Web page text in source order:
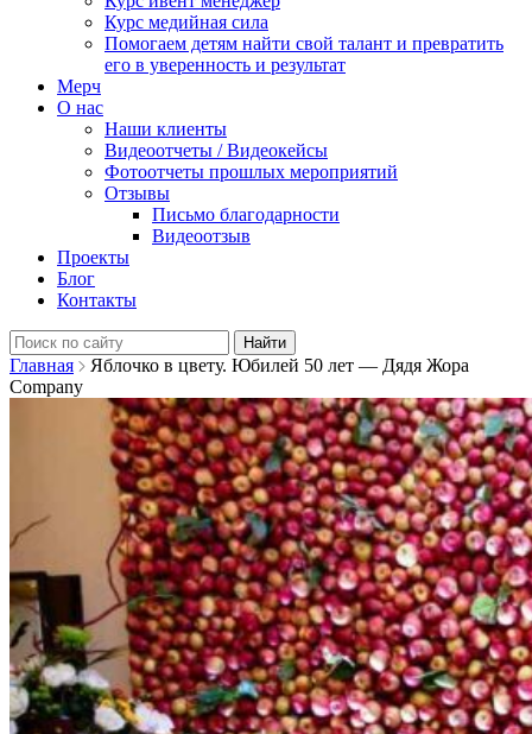
Курс медийная сила
Помогаем детям найти свой талант и превратить
его в уверенность и результат
Мерч
О нас
Наши клиенты
Видеоотчеты / Видеокейсы
Фотоотчеты прошлых мероприятий
Отзывы
Письмо благодарности
Видеоотзыв
Проекты
Блог
Контакты
Найти:
Главная
Яблочко в цвету. Юбилей 50 лет — Дядя Жора
Company